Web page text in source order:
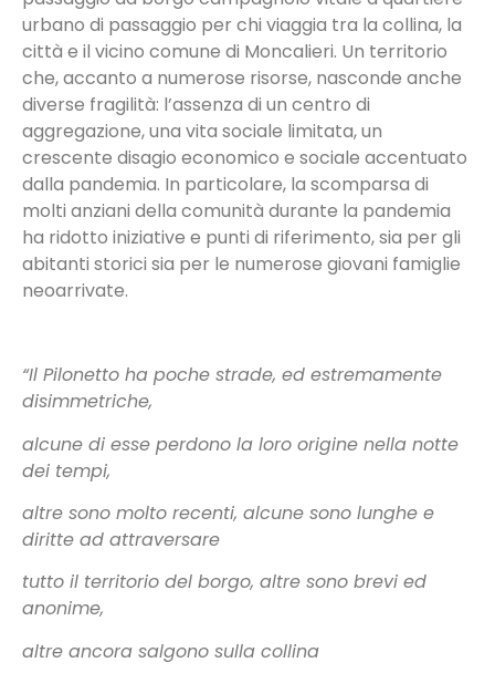
urbano di passaggio per chi viaggia tra la collina, la
città e il vicino comune di Moncalieri. Un territorio
che, accanto a numerose risorse, nasconde anche
diverse fragilità: l’assenza di un centro di
aggregazione, una vita sociale limitata, un
crescente disagio economico e sociale accentuato
dalla pandemia. In particolare, la scomparsa di
molti anziani della comunità durante la pandemia
ha ridotto iniziative e punti di riferimento, sia per gli
abitanti storici sia per le numerose giovani famiglie
neoarrivate.
“Il Pilonetto ha poche strade, ed estremamente
disimmetriche,
alcune di esse perdono la loro origine nella notte
dei tempi,
altre sono molto recenti, alcune sono lunghe e
diritte ad attraversare
tutto il territorio del borgo, altre sono brevi ed
anonime,
altre ancora salgono sulla collina